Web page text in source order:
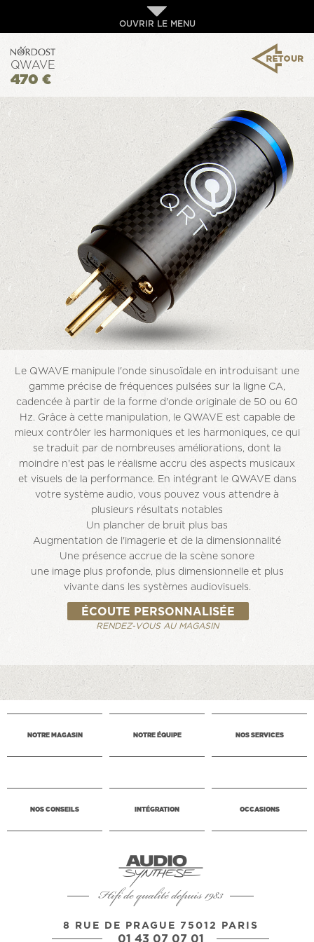
OUVRIR LE MENU
QWAVE
470 €
Le QWAVE manipule l'onde sinusoïdale en introduisant une
gamme précise de fréquences pulsées sur la ligne CA,
cadencée à partir de la forme d'onde originale de 50 ou 60
Hz. Grâce à cette manipulation, le QWAVE est capable de
mieux contrôler les harmoniques et les harmoniques, ce qui
se traduit par de nombreuses améliorations, dont la
moindre n'est pas le réalisme accru des aspects musicaux
et visuels de la performance. En intégrant le QWAVE dans
votre système audio, vous pouvez vous attendre à
plusieurs résultats notables
Un plancher de bruit plus bas
Augmentation de l'imagerie et de la dimensionnalité
Une présence accrue de la scène sonore
une image plus profonde, plus dimensionnelle et plus
vivante dans les systèmes audiovisuels.
ÉCOUTE PERSONNALISÉE
RENDEZ-VOUS AU MAGASIN
NOTRE MAGASIN NOTRE ÉQUIPE NOS SERVICES
NOS CONSEILS INTÉGRATION OCCASIONS
Hifi de qualité depuis 1983
8 RUE DE PRAGUE 75012 PARIS
01 43 07 07 01